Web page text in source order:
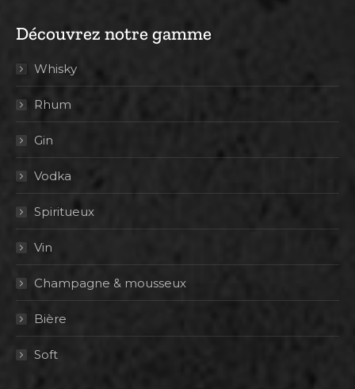
Découvrez notre gamme
Whisky
Rhum
Gin
Vodka
Spiritueux
Vin
Champagne & mousseux
Bière
Soft